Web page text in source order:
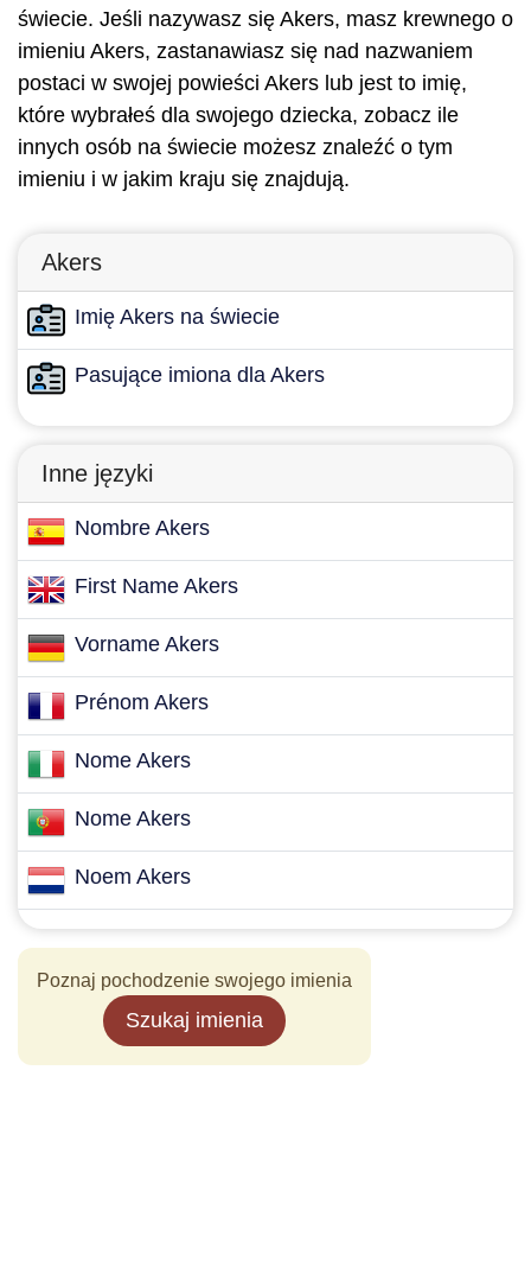
świecie. Jeśli nazywasz się Akers, masz krewnego o
imieniu Akers, zastanawiasz się nad nazwaniem
postaci w swojej powieści Akers lub jest to imię,
które wybrałeś dla swojego dziecka, zobacz ile
innych osób na świecie możesz znaleźć o tym
imieniu i w jakim kraju się znajdują.
Akers
Imię Akers na świecie
Pasujące imiona dla Akers
Inne języki
Nombre Akers
First Name Akers
Vorname Akers
Prénom Akers
Nome Akers
Nome Akers
Noem Akers
Poznaj pochodzenie swojego imienia
Szukaj imienia